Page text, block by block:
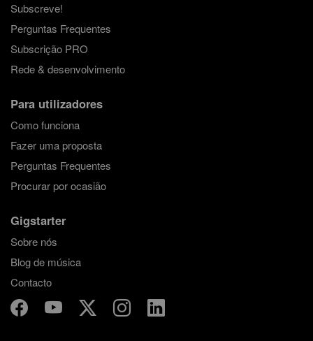
Subscreve!
Perguntas Frequentes
Subscrição PRO
Rede & desenvolvimento
Para utilizadores
Como funciona
Fazer uma proposta
Perguntas Frequentes
Procurar por ocasião
Gigstarter
Sobre nós
Blog de música
Contacto